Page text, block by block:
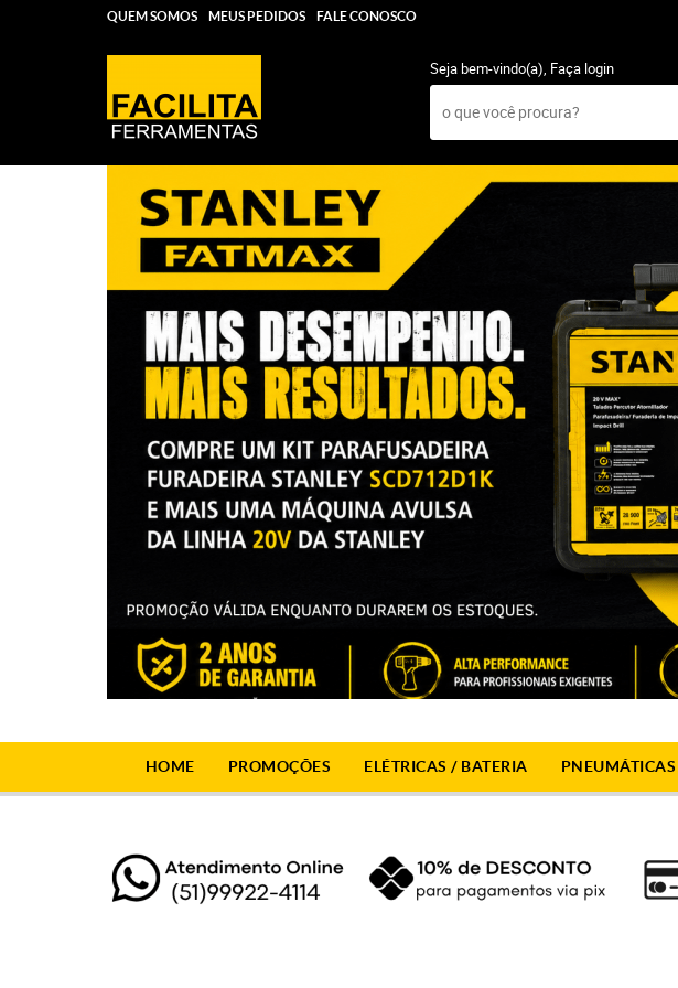
QUEM SOMOS MEUS PEDIDOS FALE CONOSCO
Seja bem-vindo(a), Faça login
HOME PROMOÇÕES ELÉTRICAS / BATERIA PNEUMÁTICAS